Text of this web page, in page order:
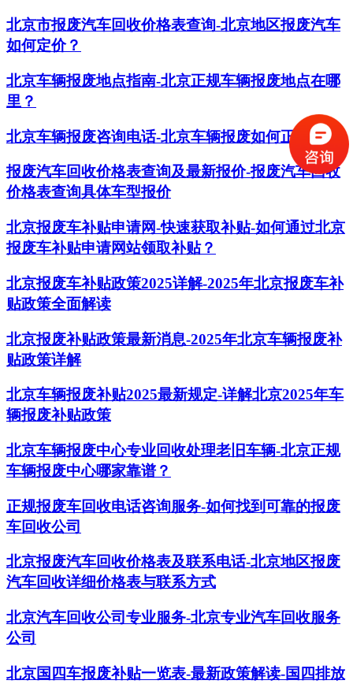
北京市报废汽车回收价格表查询-北京地区报废汽车
如何定价？
北京车辆报废地点指南-北京正规车辆报废地点在哪
里？
北京车辆报废咨询电话-北京车辆报废如何正确处理
报废汽车回收价格表查询及最新报价-报废汽车回收
价格表查询具体车型报价
北京报废车补贴申请网-快速获取补贴-如何通过北京
报废车补贴申请网站领取补贴？
北京报废车补贴政策2025详解-2025年北京报废车补
贴政策全面解读
北京报废补贴政策最新消息-2025年北京车辆报废补
贴政策详解
北京车辆报废补贴2025最新规定-详解北京2025年车
辆报废补贴政策
北京车辆报废中心专业回收处理老旧车辆-北京正规
车辆报废中心哪家靠谱？
正规报废车回收电话咨询服务-如何找到可靠的报废
车回收公司
北京报废汽车回收价格表及联系电话-北京地区报废
汽车回收详细价格表与联系方式
北京汽车回收公司专业服务-北京专业汽车回收服务
公司
北京国四车报废补贴一览表-最新政策解读-国四排放